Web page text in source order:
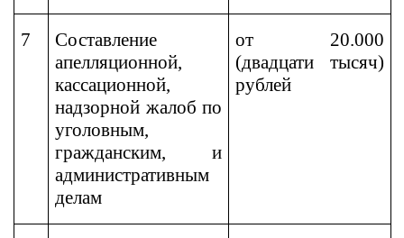
7
Составление
апелляционной,
кассационной,
надзорной жалоб по
уголовным,
гражданским, и
административным
делам
от 20.000
(двадцати тысяч)
рублей